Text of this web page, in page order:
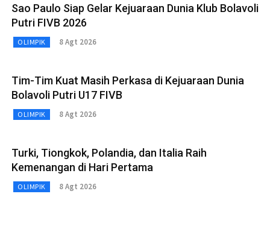
Sao Paulo Siap Gelar Kejuaraan Dunia Klub Bolavoli
Putri FIVB 2026
OLIMPIK 8 Agt 2026
Tim-Tim Kuat Masih Perkasa di Kejuaraan Dunia
Bolavoli Putri U17 FIVB
OLIMPIK 8 Agt 2026
Turki, Tiongkok, Polandia, dan Italia Raih
Kemenangan di Hari Pertama
OLIMPIK 8 Agt 2026